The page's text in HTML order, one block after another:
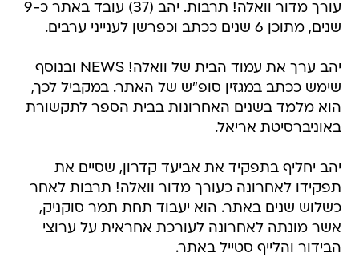
עורך מדור וואלה! תרבות. יהב (37) עובד באתר כ-9
שנים, מתוכן 6 שנים ככתב וכפרשן לענייני ערבים.
יהב ערך את עמוד הבית של וואלה! NEWS ובנוסף
שימש ככתב במגזין סופ"ש של האתר. במקביל לכך,
הוא מלמד בשנים האחרונות בבית הספר לתקשורת
באוניברסיטת אריאל.
יהב יחליף בתפקיד את אביעד קדרון, שסיים את
תפקידו לאחרונה כעורך מדור וואלה! תרבות לאחר
כשלוש שנים באתר. הוא יעבוד תחת תמר סוקניק,
אשר מונתה לאחרונה לעורכת אחראית על ערוצי
הבידור והלייף סטייל באתר.